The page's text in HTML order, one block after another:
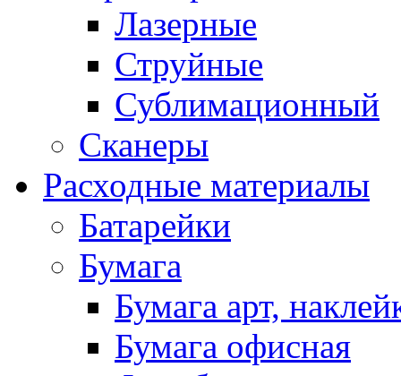
Лазерные
Струйные
Сублимационный
Сканеры
Расходные материалы
Батарейки
Бумага
Бумага арт,
Бумага офисная